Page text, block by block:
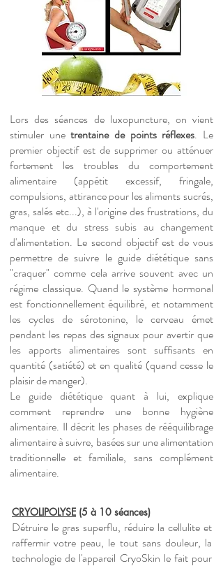
Lors des séances de luxopuncture, on vient
stimuler unetrentaine de points réflexes. Le
premier objectif est de supprimer ou atténuer
fortement les troubles du comportement
alimentaire (appétit excessif, fringale,
compulsions, attirance pour les aliments sucrés,
gras, salés etc...), à l'origine des frustrations, du
manque et du stress subis au changement
d'alimentation. Le second objectif est de vous
permettre de suivre le guide diététique sans
"craquer" comme cela arrive souvent avec un
régime classique. Quand le système hormonal
est fonctionnellement équilibré, et notamment
les cycles de sérotonine, le cerveau émet
pendant les repas des signaux pour avertir que
les apports alimentaires sont suffisants en
quantité (satiété) et en qualité (quand cesse le
plaisir de manger).
Le guide diététique quant à lui, explique
comment reprendre une bonne hygiène
alimentaire. Il décrit les phases de rééquilibrage
alimentaire à suivre, basées sur une alimentation
traditionnelle et familiale, sans complément
alimentaire.
CRYOLIPOLYSE (5 à 10 séances)
Détruire le gras superflu, réduire la cellulite et
raffermir votre peau, le tout sans douleur, la
technologie de l'appareil CryoSkin le fait pour